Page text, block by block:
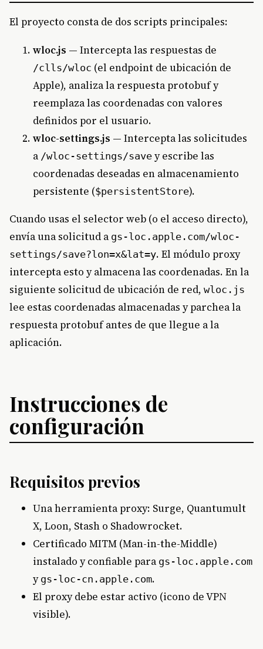
El proyecto consta de dos scripts principales:
wloc.js — Intercepta las respuestas de
/clls/wloc (el endpoint de ubicación de
Apple), analiza la respuesta protobuf y
reemplaza las coordenadas con valores
definidos por el usuario.
wloc-settings.js — Intercepta las solicitudes
a /wloc-settings/save y escribe las
coordenadas deseadas en almacenamiento
persistente ($persistentStore).
Cuando usas el selector web (o el acceso directo),
envía una solicitud a gs-loc.apple.com/wloc-
settings/save?lon=x&lat=y. El módulo proxy
intercepta esto y almacena las coordenadas. En la
siguiente solicitud de ubicación de red, wloc.js
lee estas coordenadas almacenadas y parchea la
respuesta protobuf antes de que llegue a la
aplicación.
Instrucciones de
configuración
Requisitos previos
Una herramienta proxy: Surge, Quantumult
X, Loon, Stash o Shadowrocket.
Certificado MITM (Man-in-the-Middle)
instalado y confiable para gs-loc.apple.com
y gs-loc-cn.apple.com.
El proxy debe estar activo (icono de VPN
visible).